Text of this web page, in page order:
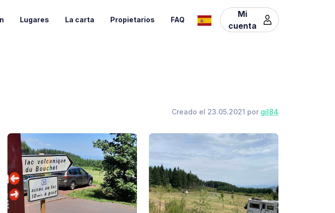
Lugares La carta Propietarios FAQ
Mi
cuenta
Creado el 23.05.2021 por gil84